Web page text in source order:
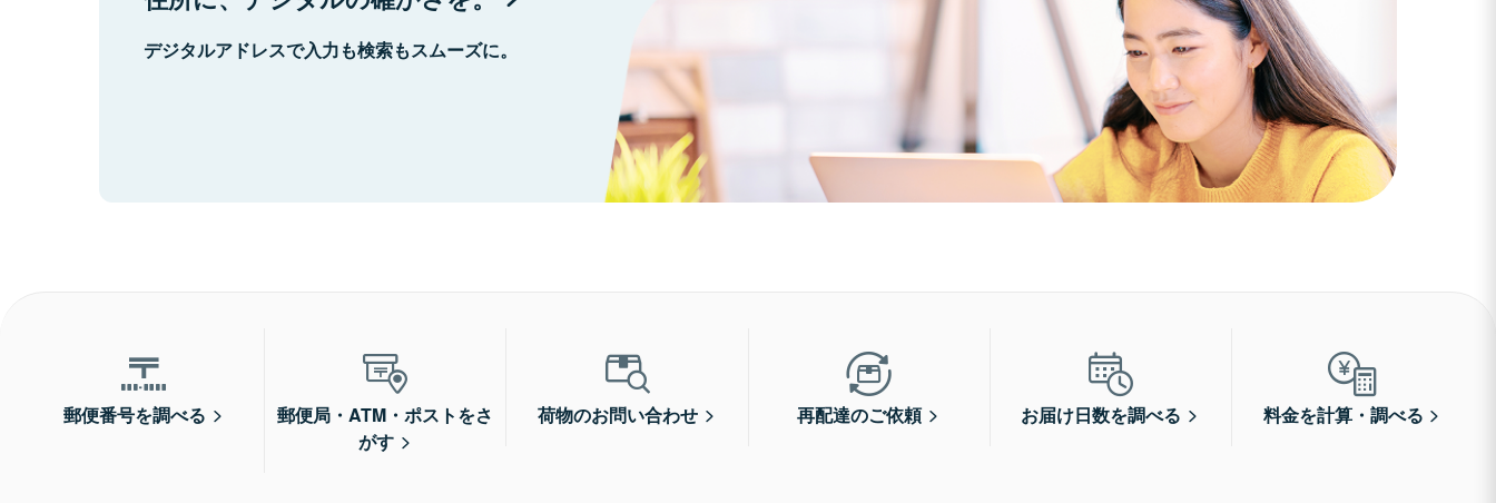
デジタルアドレスで入力も検索もスムーズに。
郵便番号を調べる
郵便局・ATM・ポストをさ
がす
荷物のお問い合わせ 再配達のご依頼 お届け日数を調べる 料金を計算・調べる